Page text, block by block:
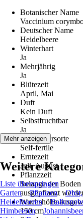
Botanischer Name
Vaccinium
Deutscher Name
Heidelbeere
Winterhart
Ja
Mehrjährig
Ja
Blütezeit
April, Mai
Duft
Kein Duft
Selbstfruchtbar
Ja
Befruchtersorte
Self-fertile
Erntezeit
Juli, August
Pflanzzeit
Solange der
ausgepflanzt
Wuchshöhe
150 cm
Mehr anzeigen
Weitere
Liste überspringen
Garten
Pflanzen
Heidelbeeren
Himbeeren